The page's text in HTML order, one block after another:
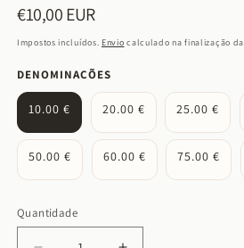
Preço
normal
€10,00 EUR
Impostos incluídos. Envio calculado na finalização
DENOMINAÇÕES
10.00 € 20.00 € 25.00 €
50.00 € 60.00 € 75.00 €
Quantidade
Quantidade